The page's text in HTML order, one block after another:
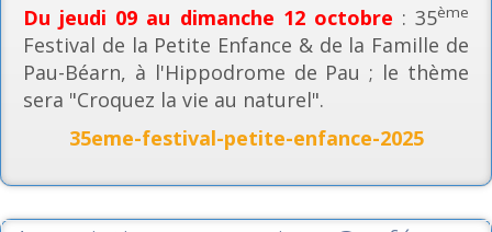
Du jeudi 09 au dimanche 12 octobre : 35ème
Festival de la Petite Enfance & de la Famille de
Pau-Béarn, à l'Hippodrome de Pau ; le thème
sera "Croquez la vie au naturel".
35eme-festival-petite-enfance-2025